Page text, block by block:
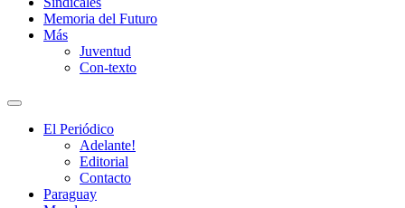
Memoria del Futuro
Más
Juventud
Con-texto
Alternar
campoEl Periódico
Adelante!
Editorial
Contacto
Paraguay